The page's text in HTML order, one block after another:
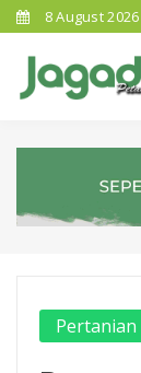
8 August 2026
Pertanian